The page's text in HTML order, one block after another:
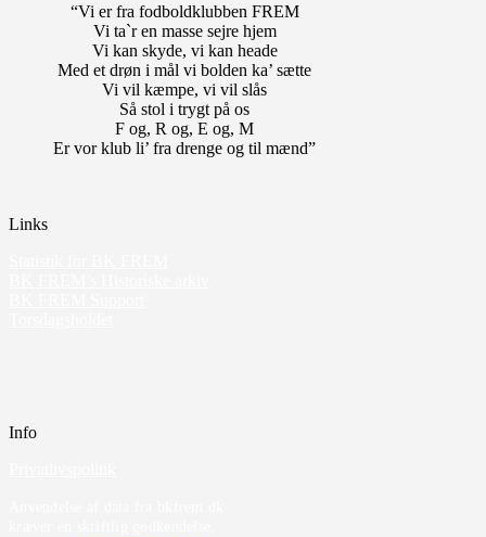
“Vi er fra fodboldklubben FREM
Vi ta`r en masse sejre hjem
Vi kan skyde, vi kan heade
Med et drøn i mål vi bolden ka’ sætte
Vi vil kæmpe, vi vil slås
Så stol i trygt på os
F og, R og, E og, M
Er vor klub li’ fra drenge og til mænd”
Links
Info